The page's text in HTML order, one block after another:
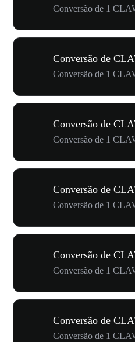
Conversão de 1
Conversão de
Conversão de 1
Conversão de
Conversão de 1
Conversão de
Conversão de 1
Conversão de
Conversão de 1
Conversão de
Conversão de 1